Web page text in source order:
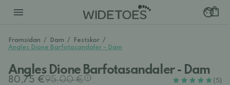
Framsidan / Dam / Festskor /
Angles Dione Barfotasandaler - Dam
Angles Dione Barfotasandaler - Dam
80,75 €95,00 € (5)